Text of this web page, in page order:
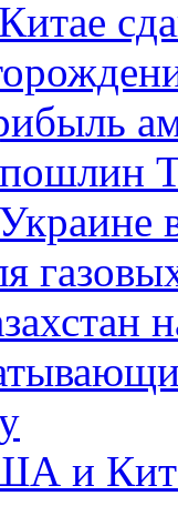
пошлин
и